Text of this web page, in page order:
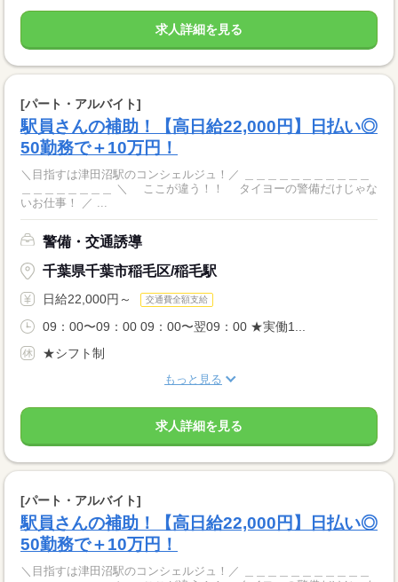
求人詳細を見る
[パート・アルバイト]
駅員さんの補助！【高日給22,000円】日払い◎
50勤務で＋10万円！
＼目指すは津田沼駅のコンシェルジュ！／ ＿＿＿＿＿＿＿＿＿＿＿
いお仕事！ ／ ...
警備・交通誘導
千葉県千葉市稲毛区/稲毛駅
日給22,000円～ 交通費全額支給
09：00〜09：00 09：00〜翌09：00 ★実働1...
★シフト制
もっと見る
求人詳細を見る
[パート・アルバイト]
駅員さんの補助！【高日給22,000円】日払い◎
50勤務で＋10万円！
＼目指すは津田沼駅のコンシェルジュ！／ ＿＿＿＿＿＿＿＿＿＿＿